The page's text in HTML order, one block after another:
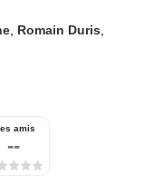
Romain Duris
amis
--